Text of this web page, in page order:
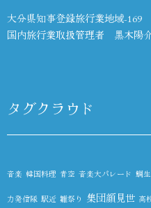
大分県知事登録旅行業地域-169
国内旅行業取扱管理者 黒木陽
タグクラウド
音楽 韓国料理 青空 音楽大パレード 鯛
力発信隊 駅近 雛祭り 集団顔見世 高